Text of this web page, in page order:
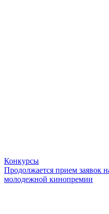
Конкурсы
Продолжается прием заявок
молодежной кинопремии